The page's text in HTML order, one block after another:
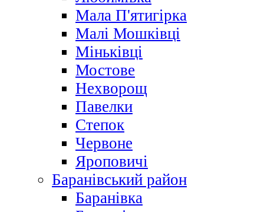
Мала П'ятигірка
Малі Мошківці
Міньківці
Мостове
Нехворощ
Павелки
Степок
Червоне
Яроповичі
Баранівський район
Баранівка